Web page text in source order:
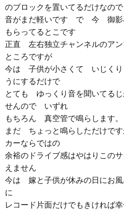
のブロックを置いてるだけなので
音がまだ軽いです で 今 御影
もらってるとこです
正直 左右独立チャンネルのアン
ところですが
今は 子供が小さくて いじくり
うにするだけで
とても ゆっくり音を聞いてるじ
せんので いずれ
もちろん 真空管で鳴らします。
まだ ちょっと鳴らしただけで
カーならではの
余裕のドライブ感はやはりこの
えません
今は 嫁と子供が休みの日にお風
に
レコード片面だけでもきければ幸